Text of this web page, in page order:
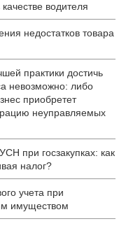
водителя
недостатков товара
практики достичь
невозможно: либо
приобретет
неуправляемых
при госзакупках: как
налог?
учета при
имуществом